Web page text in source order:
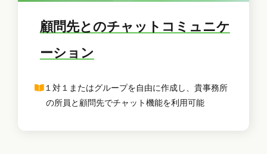
顧問先とのチャットコミュニケ
ーション
１対１またはグループを自由に作成し、貴事務所
の所員と顧問先でチャット機能を利用可能